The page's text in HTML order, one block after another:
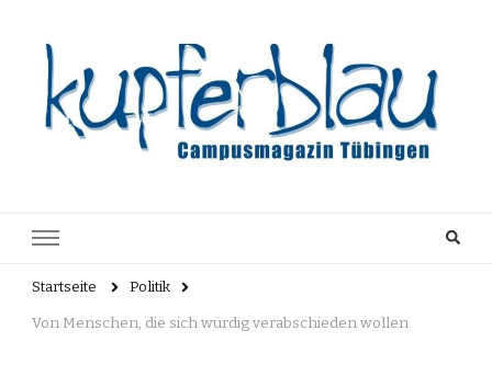
Archiv
Startseite Politik
Von Menschen, die sich würdig verabschieden wollen